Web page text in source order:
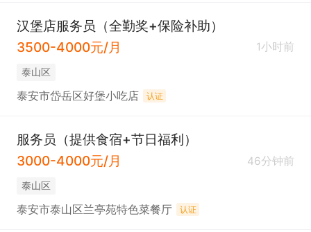
汉堡店服务员（全勤奖+保险补助）
3500-4000元/月
1小时前
泰山区
泰安市岱岳区好堡小吃店 认证
服务员（提供食宿+节日福利）
3000-4000元/月
46分钟前
泰山区
泰安市泰山区兰亭苑特色菜餐厅 认证